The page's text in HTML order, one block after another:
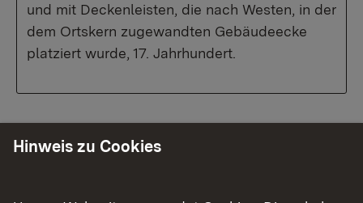
und mit Deckenleisten, die nach Westen, in der
dem Ortskern zugewandten Gebäudeecke
platziert wurde, 17. Jahrhundert.
Das Objekt
Hinweis zu Cookies